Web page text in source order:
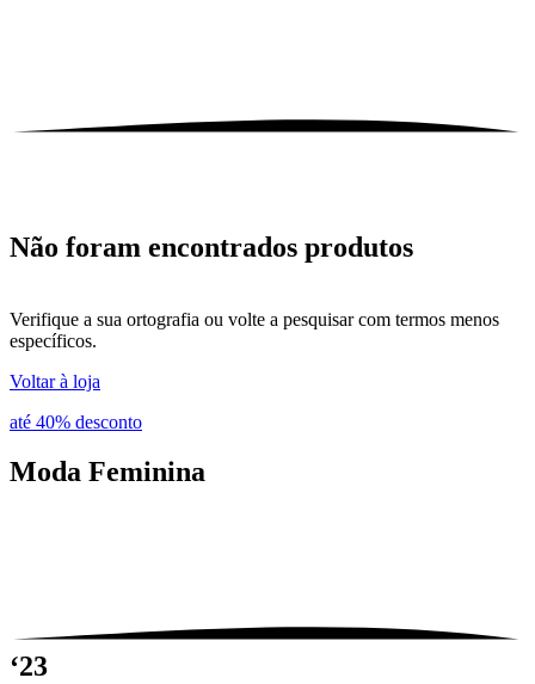
Não foram encontrados produtos
Verifique a sua ortografia ou volte a pesquisar com termos menos
específicos.
Voltar à loja
até 40% desconto
Moda Feminina
‘23